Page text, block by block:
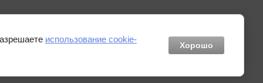
использование cookie-
Хорошо